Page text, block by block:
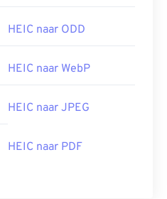
HEIC naar ODD
HEIC naar WebP
HEIC naar JPEG
HEIC naar PDF